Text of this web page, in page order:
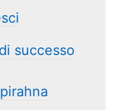
successo